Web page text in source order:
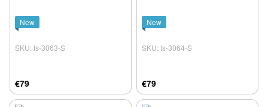
New
SKU: ts-3063-S
€79
New
SKU: ts-3064-S
€79